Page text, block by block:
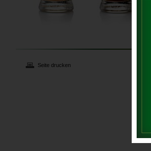
Seite drucken